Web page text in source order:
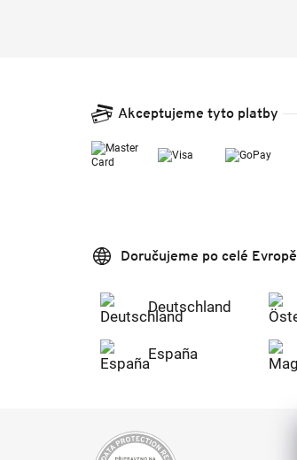
Akceptujeme tyto platby
Doručujeme po celé Evropě
Deutschland
España